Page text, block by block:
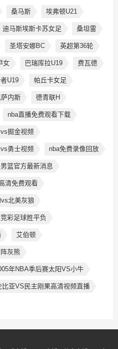
桑马斯 埃弗顿U21
迪马斯埃斯卡苏女足 桑坦雷
圣塔安娜BC 英超第36轮
女 巴瑞库拉U19 费瓦德
U19 帕丘卡女足
萨内斯 德青联H
nba直播免费观看下载
掘金视频
勇士视频 nba免费录像回放
篮官方最新消息
清免费观看
北美灰狼
彩足球胜平负
艾伯顿
灰熊
年NBA季后赛太阳VS小牛
比亚VS民主刚果高清视频直播